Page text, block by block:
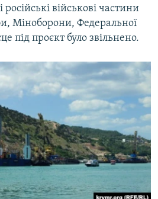
військові частини
Міноборони, Федеральної
під проєкт було звільнено.